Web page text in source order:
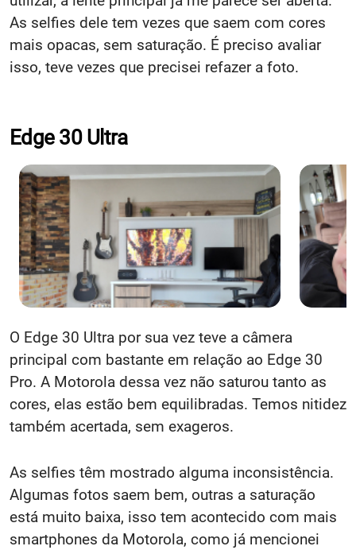
As selfies dele tem vezes que saem com cores
mais opacas, sem saturação. É preciso avaliar
isso, teve vezes que precisei refazer a foto.
Edge 30 Ultra
O Edge 30 Ultra por sua vez teve a câmera
principal com bastante em relação ao Edge 30
Pro. A Motorola dessa vez não saturou tanto as
cores, elas estão bem equilibradas. Temos nitidez
também acertada, sem exageros.
As selfies têm mostrado alguma inconsistência.
Algumas fotos saem bem, outras a saturação
está muito baixa, isso tem acontecido com mais
smartphones da Motorola, como já mencionei